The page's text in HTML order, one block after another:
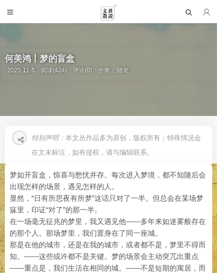
何美鸿丨梦的盲盒
2025-11-5 阅读(424) 评论(0) 分类：随笔
特别声明： 本文丛作品多为原创，版权所有；特殊情况会
在文末标注，如有侵权，请与编辑联系。
梦如开盲盒，惊喜与愁忧并存。每次进入梦境，都不知随后会
出现怎样的场景，遇见怎样的人。
显然，“日有所思夜有所梦”这话只对了一半。但总会在某场梦
寐里，印证“对了”的那一半。
在一场毫无征兆的梦里，我又遇见他——多年来如迷雾般存在
的那个人。那场梦里，我们置身在了同一座城。
那是在他的城市，还是在我的城市，或者都不是，梦里不得而
知。——这些或许都不是关键。梦的场景会主动突兀出重点
——重点是，我们生活在相同的城。——不是短期的寓居，而